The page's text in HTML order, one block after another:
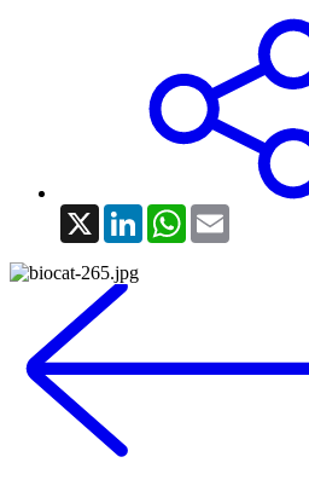
X LinkedInWhatsApp